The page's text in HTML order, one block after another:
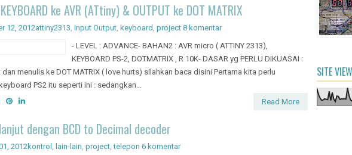
KEYBOARD ke AVR (ATtiny) & OUTPUT ke DOT MATRIX
12, 2012attiny2313 Input Output keyboard project 8 komentar
- LEVEL : ADVANCE- BAHAN2 : AVR micro ( ATTINY 2313),
KEYBOARD PS-2, DOTMATRIX , R 10K- DASAR yg PERLU DIKUASAI :
menulis ke DOT MATRIX ( love hurts) silahkan baca disini Pertama kita perlu
PS2 itu seperti ini : sedangkan...
Read More
dengan BCD to Decimal decoder
2012kontrol lain-lain project ,telepon 6 komentar
SITE VIEW